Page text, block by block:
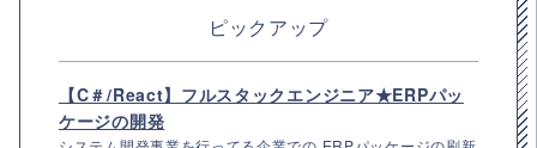
ピックアップ
【C＃/React】フルスタックエンジニア★ERPパッ
ケージの開発